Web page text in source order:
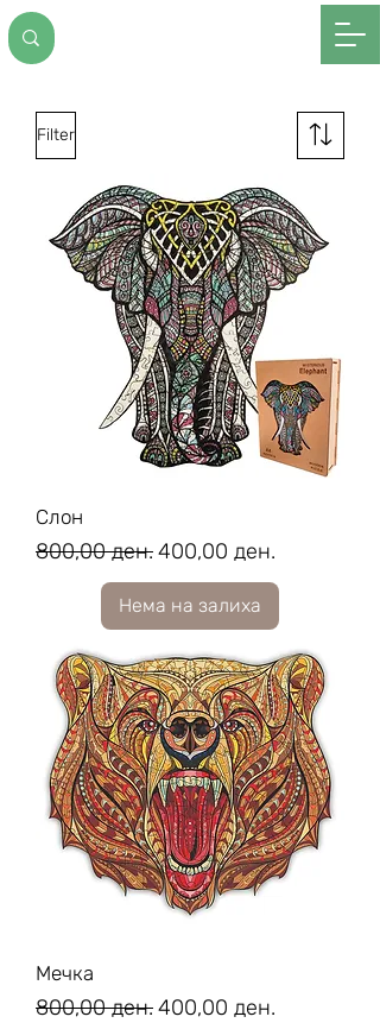
Filter
Слон
Regular Price
800,00 ден.Sale Price
400,00 ден.
Нема на залиха
Мечка
Regular Price
800,00 ден.Sale Price
400,00 ден.